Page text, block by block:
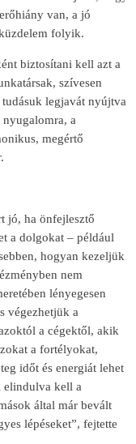
van, a jó
folyik.
biztosítani kell azt a
szívesen
legjavát nyújtva
a
megértő
jó, ha önfejlesztő
a dolgokat – például
hogyan kezeljük
nem
lényegesen
végezhetjük a
a cégektől, akik
a fortélyokat,
időt és energiát lehet
elindulva kell a
által már bevált
lépéseket”, fejtette